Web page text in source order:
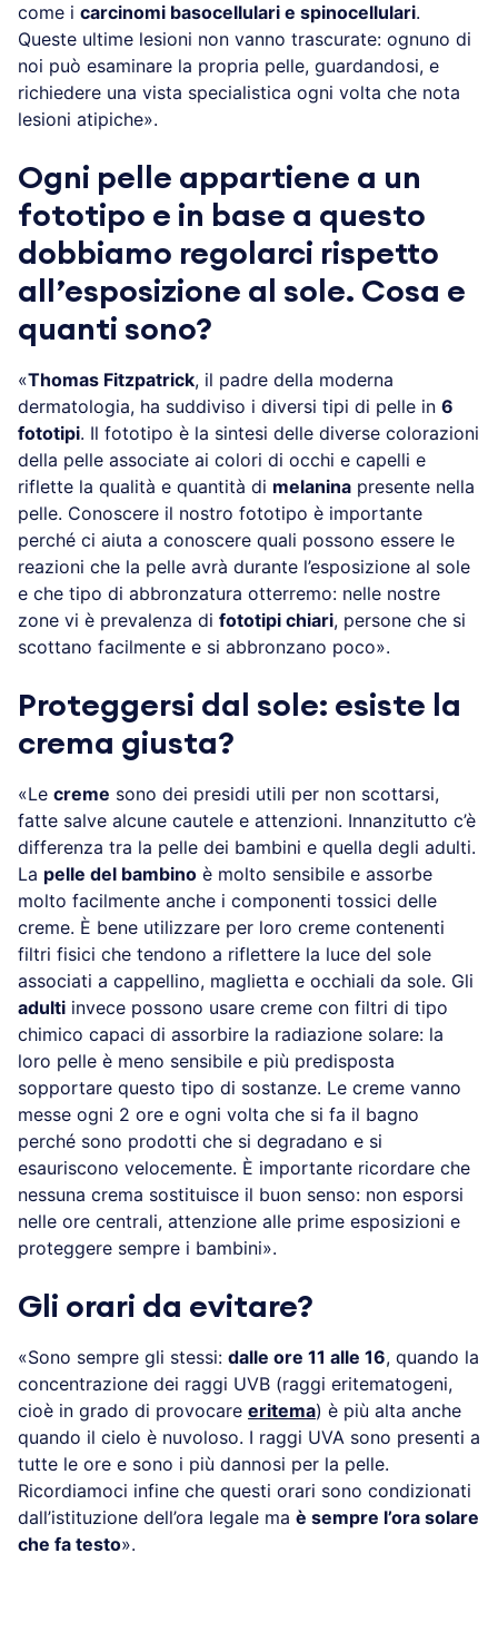
come i carcinomi basocellulari e spinocellulari.
Queste ultime lesioni non vanno trascurate: ognuno di
noi può esaminare la propria pelle, guardandosi, e
richiedere una vista specialistica ogni volta che nota
lesioni atipiche».
Ogni pelle appartiene a un
fototipo e in base a questo
dobbiamo regolarci rispetto
all’esposizione al sole. Cosa e
quanti sono?
«Thomas Fitzpatrick, il padre della moderna
dermatologia, ha suddiviso i diversi tipi di pelle in 6
fototipi. Il fototipo è la sintesi delle diverse colorazioni
della pelle associate ai colori di occhi e capelli e
riflette la qualità e quantità di melanina presente nella
pelle. Conoscere il nostro fototipo è importante
perché ci aiuta a conoscere quali possono essere le
reazioni che la pelle avrà durante l’esposizione al sole
e che tipo di abbronzatura otterremo: nelle nostre
zone vi è prevalenza di fototipi chiari, persone che si
scottano facilmente e si abbronzano poco».
Proteggersi dal sole: esiste la
crema giusta?
«Le creme sono dei presidi utili per non scottarsi,
fatte salve alcune cautele e attenzioni. Innanzitutto c’è
differenza tra la pelle dei bambini e quella degli adulti.
La pelle del bambino è molto sensibile e assorbe
molto facilmente anche i componenti tossici delle
creme. È bene utilizzare per loro creme contenenti
filtri fisici che tendono a riflettere la luce del sole
associati a cappellino, maglietta e occhiali da sole. Gli
adulti invece possono usare creme con filtri di tipo
chimico capaci di assorbire la radiazione solare: la
loro pelle è meno sensibile e più predisposta
sopportare questo tipo di sostanze. Le creme vanno
messe ogni 2 ore e ogni volta che si fa il bagno
perché sono prodotti che si degradano e si
esauriscono velocemente. È importante ricordare che
nessuna crema sostituisce il buon senso: non esporsi
nelle ore centrali, attenzione alle prime esposizioni e
proteggere sempre i bambini».
Gli orari da evitare?
«Sono sempre gli stessi: dalle ore 11 alle 16, quando la
concentrazione dei raggi UVB (raggi eritematogeni,
cioè in grado di provocare eritema) è più alta anche
quando il cielo è nuvoloso. I raggi UVA sono presenti a
tutte le ore e sono i più dannosi per la pelle.
Ricordiamoci infine che questi orari sono condizionati
dall’istituzione dell’ora legale ma è sempre l’ora solare
che fa testo».